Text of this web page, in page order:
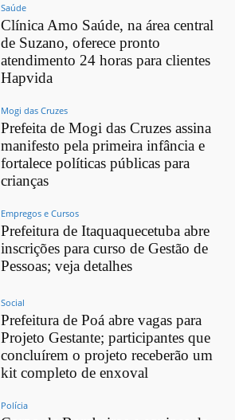
Saúde
Clínica Amo Saúde, na área central
de Suzano, oferece pronto
atendimento 24 horas para clientes
Hapvida
Mogi das Cruzes
Prefeita de Mogi das Cruzes assina
manifesto pela primeira infância e
fortalece políticas públicas para
crianças
Empregos e Cursos
Prefeitura de Itaquaquecetuba abre
inscrições para curso de Gestão de
Pessoas; veja detalhes
Social
Prefeitura de Poá abre vagas para
Projeto Gestante; participantes que
concluírem o projeto receberão um
kit completo de enxoval
Polícia